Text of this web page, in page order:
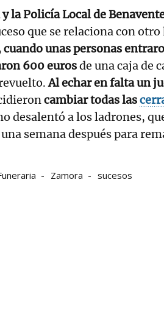
la Policía Local de
que se relaciona con otro
cuando unas personas
600 eurosde una caja de
Al echar en falta un
cambiar todas las
desalentó a los ladrones,
semana después para
Zamora sucesos